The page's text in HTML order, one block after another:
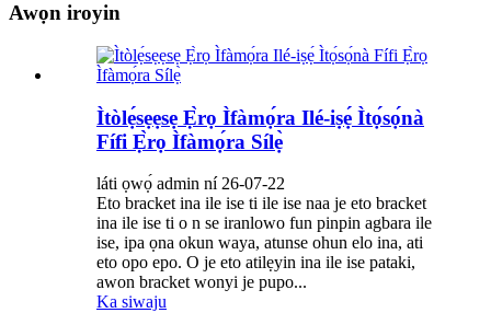
Awọn iroyin
Ìtòlẹ́sẹẹsẹ Ẹ̀rọ Ìfàmọ́ra Ilé-iṣẹ́ Ìtọ́sọ́nà
Fífi Ẹ̀rọ Ìfàmọ́ra Sílẹ̀
láti ọwọ́ admin ní 26-07-22
Eto bracket ina ile ise ti ile ise naa je eto bracket
ina ile ise ti o n se iranlowo fun pinpin agbara ile
ise, ipa ọna okun waya, atunse ohun elo ina, ati
eto opo epo. O je eto atilẹyin ina ile ise pataki,
awon bracket wonyi je pupo...
Ka siwaju